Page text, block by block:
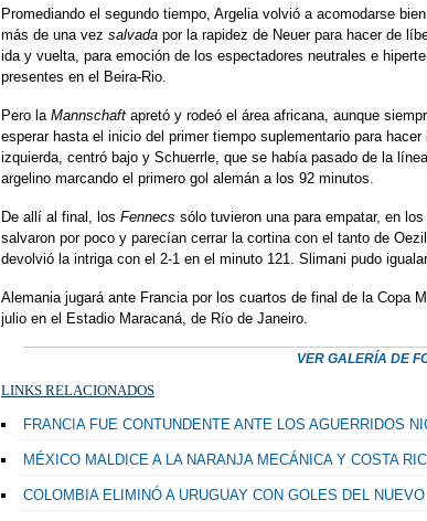
Promediando el segundo tiempo, Argelia volvió a acomodarse
más de una vez salvada por la rapidez de Neuer para hacer de
ida y vuelta, para emoción de los espectadores neutrales e
presentes en el Beira-Rio.
Pero la Mannschaft apretó y rodeó el área africana, aunque
esperar hasta el inicio del primer tiempo suplementario para
izquierda, centró bajo y Schuerrle, que se había pasado de la
argelino marcando el primero gol alemán a los 92 minutos.
De allí al final, los Fennecs sólo tuvieron una para empatar, en
salvaron por poco y parecían cerrar la cortina con el tanto de
devolvió la intriga con el 2-1 en el minuto 121. Slimani pudo
Alemania jugará ante Francia por los cuartos de final de la Copa
julio en el Estadio Maracaná, de Río de Janeiro.
VER GALERÍA DE
LINKS RELACIONADOS
FRANCIA FUE CONTUNDENTE ANTE LOS AGUERRIDOS
MÉXICO MALDICE A LA NARANJA MECÁNICA Y COSTA
COLOMBIA ELIMINÓ A URUGUAY CON GOLES DEL